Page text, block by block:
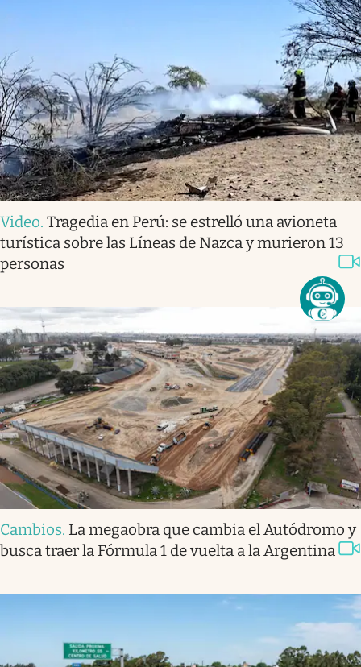
Video. Tragedia en Perú: se estrelló una avioneta
turística sobre las Líneas de Nazca y murieron 13
personas
Cambios. La megaobra que cambia el Autódromo y
busca traer la Fórmula 1 de vuelta a la Argentina